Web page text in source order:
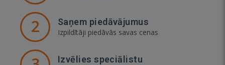
2 Saņem piedāvājumus
Izpildītāji piedāvās savas cenas
Izvēlies speciālistu